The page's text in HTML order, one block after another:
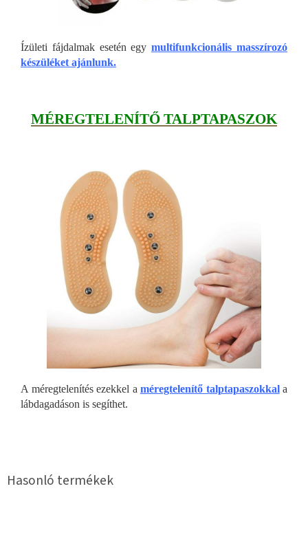
Ízületi fájdalmak esetén egymultifunkcionális masszírozó
készüléket ajánlunk.
MÉREGTELENÍTŐ TALPTAPASZOK
A méregtelenítés ezekkel a méregtelenítő talptapaszokkala
lábdagadáson is segíthet.